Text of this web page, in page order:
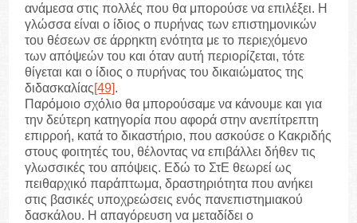
ανάμεσα στις πολλές που θα μπορούσε να επιλέξει. Η
γλώσσα είναι ο ίδιος ο πυρήνας των επιστημονικών
του θέσεων σε άρρηκτη ενότητα με το περιεχόμενο
των απόψεών του και όταν αυτή περιορίζεται, τότε
θίγεται και ο ίδιος ο πυρήνας του δικαιώματος της
διδασκαλίας[49].
Παρόμοιο σχόλιο θα μπορούσαμε να κάνουμε και για
την δεύτερη κατηγορία που αφορά στην ανεπίτρεπτη
επιρροή, κατά το δικαστήριο, που ασκούσε ο Κακριδής
στους φοιτητές του, θέλοντας να επιβάλλει δήθεν τις
γλωσσικές του απόψεις. Εδώ το ΣτΕ θεωρεί ως
πειθαρχικό παράπτωμα, δραστηριότητα που ανήκει
στις βασικές υποχρεώσεις ενός πανεπιστημιακού
δασκάλου. Η απαγόρευση να μεταδίδει ο